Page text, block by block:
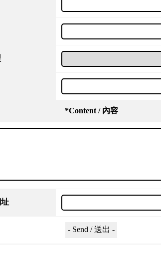
*Content / 內容